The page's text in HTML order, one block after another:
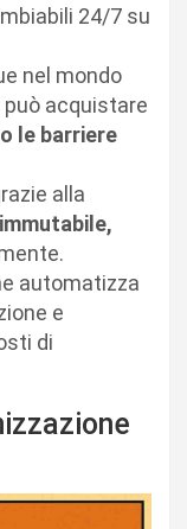
24/7 su
nel mondo
acquistare
le barriere
alla
immutabile,
automatizza
e
di